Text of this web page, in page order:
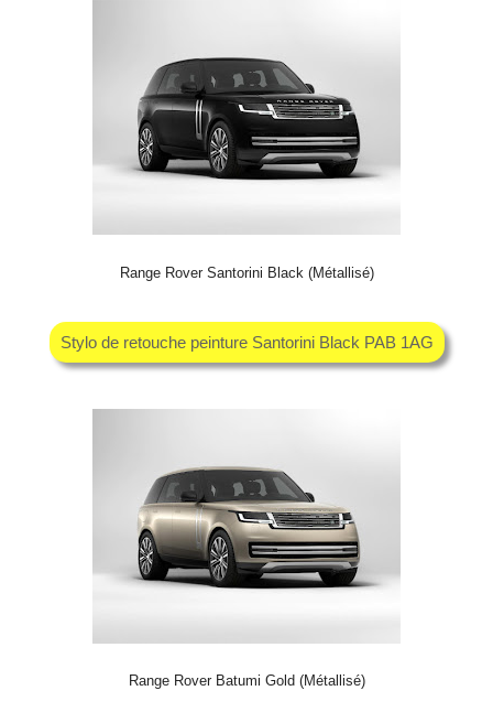
Range Rover Santorini Black (Métallisé)
Stylo de retouche peinture Santorini Black PAB 1AG
Range Rover Batumi Gold (Métallisé)